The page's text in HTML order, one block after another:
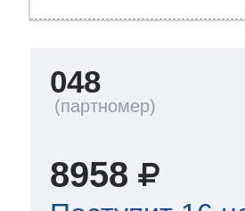
048
8958